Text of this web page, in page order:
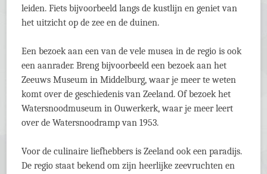
leiden. Fiets bijvoorbeeld langs de kustlijn en geniet van
het uitzicht op de zee en de duinen.
Een bezoek aan een van de vele musea in de regio is ook
een aanrader. Breng bijvoorbeeld een bezoek aan het
Zeeuws Museum in Middelburg, waar je meer te weten
komt over de geschiedenis van Zeeland. Of bezoek het
Watersnoodmuseum in Ouwerkerk, waar je meer leert
over de Watersnoodramp van 1953.
Voor de culinaire liefhebbers is Zeeland ook een paradijs.
De regio staat bekend om zijn heerlijke zeevruchten en